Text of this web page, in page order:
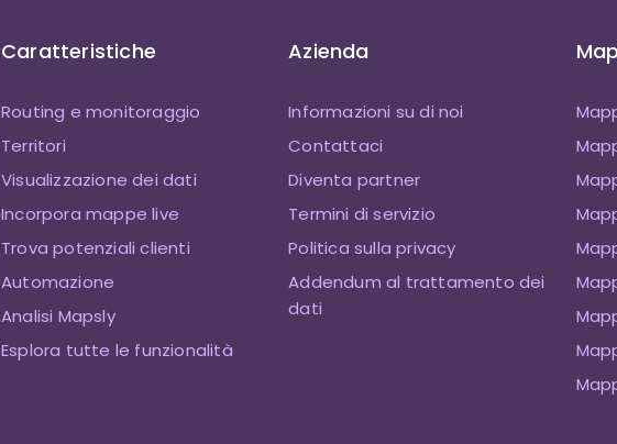
Caratteristiche
Routing e monitoraggio
Territori
Visualizzazione dei dati
Incorpora mappe live
Trova potenziali clienti
Automazione
Analisi Mapsly
Esplora tutte le funzionalità
Azienda
Informazioni su di noi
Contattaci
Diventa partner
Termini di servizio
Politica sulla privacy
Addendum al trattamento dei
dati